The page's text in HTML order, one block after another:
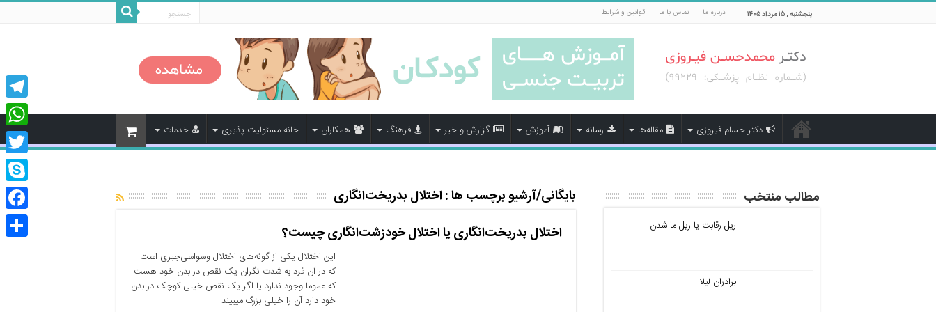
پنجشنبه , ۱۵ مرداد ۱۴۰۵ درباره ما تماس با ما قوانین و شرایط
دکتر حسام فیروزی مقاله‌ها رسانه آموزش گزارش و خبر فرهنگ همکاران خانه مسئولیت پذیری خدمات
بایگانی/آرشیو برچسب ها :اختلال بدریخت‌انگاری
اختلال بدریخت‌انگاری یا اختلال خودزشت‌انگاری چیست؟
این اختلال یکی از گونه‌های اختلال وسواسی‌جبری است
که در آن فرد به شدت نگران یک نقص در بدن خود هست
که عموما وجود ندارد یا اگر یک نقص خیلی کوچک در بدن
خود دارد آن را خیلی بزرگ میبیند
مطالب منتخب
ریل رقابت یا ریل ما شدن
برادران لیلا
Skype